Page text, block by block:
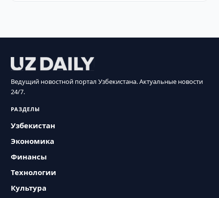
Ведущий новостной портал Узбекистана. Актуальные новости
24/7.
РАЗДЕЛЫ
Узбекистан
Экономика
Финансы
Технологии
Культура